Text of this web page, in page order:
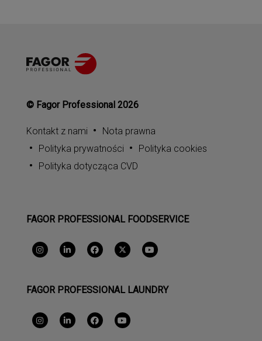
© Fagor Professional 2026
Kontakt z nami
Nota prawna
Polityka prywatności
Polityka cookies
Polityka dotycząca CVD
FAGOR PROFESSIONAL FOODSERVICE
FAGOR PROFESSIONAL LAUNDRY